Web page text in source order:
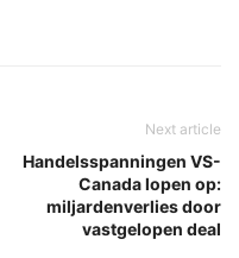
Next article
Handelsspanningen VS-
Canada lopen op:
miljardenverlies door
vastgelopen deal